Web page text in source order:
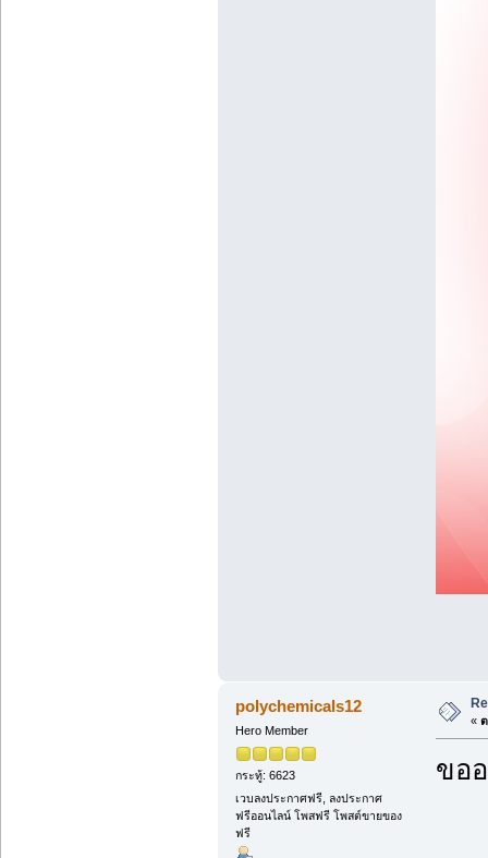
polychemicals12
Hero Member
กระทู้: 6623
เวบลงประกาศฟรี, ลงประกาศ
ฟรีออนไลน์ โพสฟรี โพสต์ขายของ
ฟรี
«
ขอ